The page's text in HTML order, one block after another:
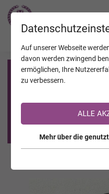
Registrierung
Sie sind noch nicht
>> zur
Auf unserer Webseite
davon werden zwingend
ermöglichen, Ihre
zu verbessern.
ALLE
Mehr über die
JAHRESTAGE